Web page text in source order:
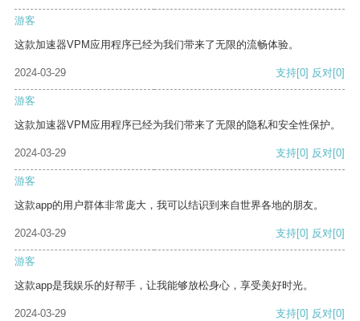
游客
这款加速器VPM应用程序已经为我们带来了无限的流畅体验。
2024-03-29 支持[0] 反对[0]
游客
这款加速器VPM应用程序已经为我们带来了无限的隐私和安全性保护。
2024-03-29 支持[0] 反对[0]
游客
这款app的用户群体非常庞大，我可以结识到来自世界各地的朋友。
2024-03-29 支持[0] 反对[0]
游客
这款app是我娱乐的好帮手，让我能够放松身心，享受美好时光。
2024-03-29 支持[0] 反对[0]